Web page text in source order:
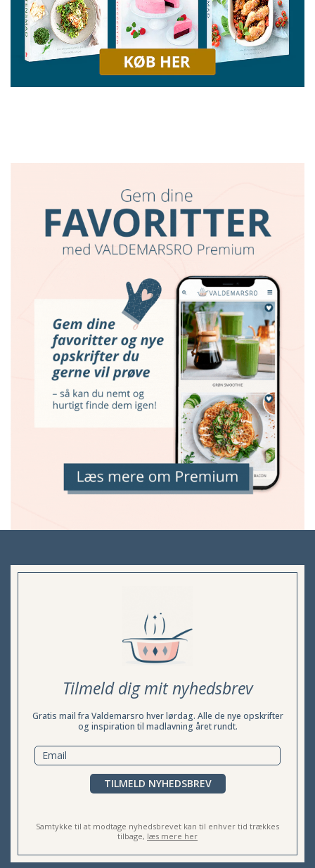
Tilmeld dig mit nyhedsbrev
Gratis mail fra Valdemarsro hver lørdag. Alle de nye opskrifter
og inspiration til madlavning året rundt.
TILMELD NYHEDSBREV
Samtykke til at modtage nyhedsbrevet kan til enhver tid trækkes
tilbage, læs mere her